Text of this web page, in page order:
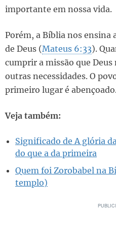
importante em nossa vida.
Porém, a Bíblia nos ensina
de Deus (Mateus 6:33).
cumprir a missão que Deus
outras necessidades. O
primeiro lugar é
Veja também:
Significado de A glória
do que a da primeira
Quem foi Zorobabel na
templo)